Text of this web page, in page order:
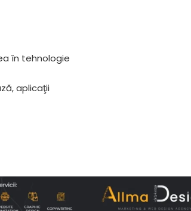
în tehnologie
aplicaţii